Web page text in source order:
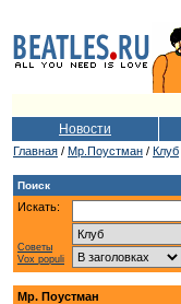
Новости
Главная / Мр.Поустман / Клуб
Поиск
Искать:
Советы
Vox populi
Мр. Поустман